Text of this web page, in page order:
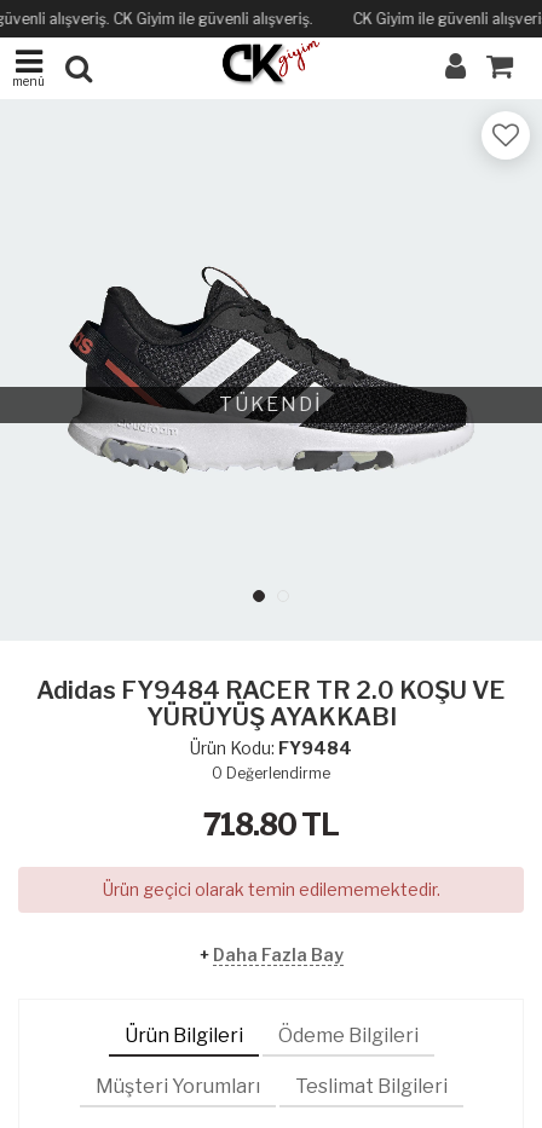
alışveriş. CK Giyim ile güvenli alışveriş. CK Giyim ile güvenli
menü
TÜKENDİ
Adidas FY9484 RACER TR 2.0 KOŞU VE
YÜRÜYÜŞ AYAKKABI
Ürün Kodu: FY9484
0 Değerlendirme
718.80TL
Ürün geçici olarak temin edilememektedir.
+ Daha Fazla Bay
Ürün Bilgileri Ödeme Bilgileri
Müşteri Yorumları Teslimat Bilgileri